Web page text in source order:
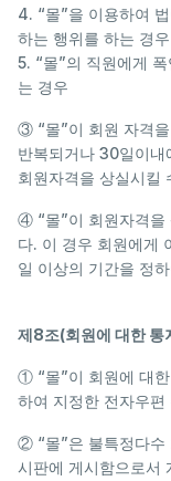
4. “몰”을 이용하여
하는 행위를 하는 경우
5. “몰”의 직원에게
는 경우
③ “몰”이 회원 자격
반복되거나 30일이내
회원자격을 상실시킬
④ “몰”이 회원자격을
다. 이 경우 회원에게
일 이상의 기간을 정
제8조(회원에 대한 통
① “몰”이 회원에 대
하여 지정한 전자우
② “몰”은 불특정다수
시판에 게시함으로서